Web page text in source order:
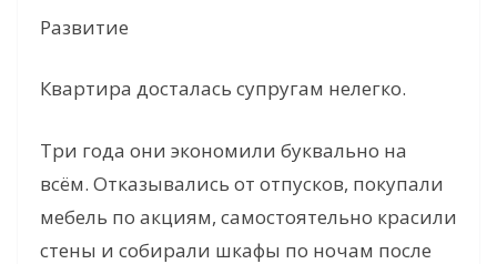
Развитие
Квартира досталась супругам нелегко.
Три года они экономили буквально на
всём. Отказывались от отпусков, покупали
мебель по акциям, самостоятельно красили
стены и собирали шкафы по ночам после